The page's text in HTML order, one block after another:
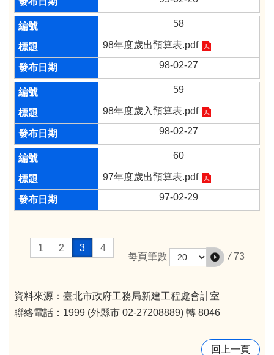
58
98年度歲出預算表.pdf
98-02-27
59
98年度歲入預算表.pdf
98-02-27
60
97年度歲出預算表.pdf
97-02-29
1 2 3
4
每頁筆數
/ 73
資料來源：臺北市政府工務局新建工程處會計室
聯絡電話：1999 (外縣市 02-27208889) 轉 8046
回上一頁